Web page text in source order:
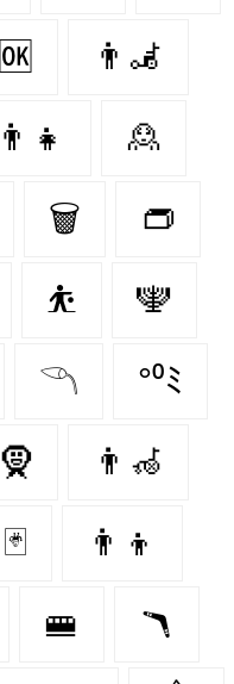
🆗 👨‍🦼‍️
👨‍👧 🙎
🗑️ 👝
⛹ 🕎
𓆹 °⁰ﾐ
🧕 👨‍🦽
🃏 👨‍👦
🚝 🪃